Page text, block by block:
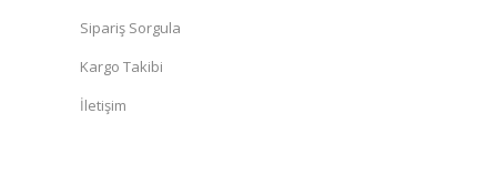
Sipariş Sorgula
Kargo Takibi
İletişim